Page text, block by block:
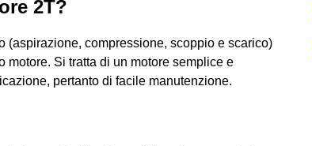
2T?
(aspirazione, compressione, scoppio e scarico)
Si tratta di un motore semplice e
pertanto di facile manutenzione.